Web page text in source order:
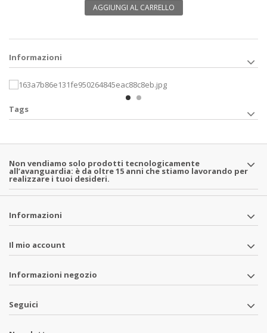
AGGIUNGI AL CARRELLO
Informazioni
Tags
Non vendiamo solo prodotti tecnologicamente
all’avanguardia: è da oltre 15 anni che stiamo lavorando per
realizzare i tuoi desideri.
Informazioni
Il mio account
Informazioni negozio
Seguici